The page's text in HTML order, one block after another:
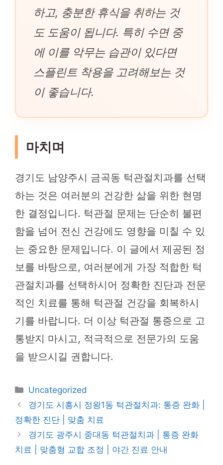
하고, 충분한 휴식을 취하는 것
도 도움이 됩니다. 특히 수면 중
에 이를 악무는 습관이 있다면
스플린트 착용을 고려해보는 것
이 좋습니다.
마치며
경기도 남양주시 금곡동 턱관절치과를 선택
하는 것은 여러분의 건강한 삶을 위한 현명
한 결정입니다. 턱관절 문제는 단순히 불편
함을 넘어 전신 건강에도 영향을 미칠 수 있
는 중요한 문제입니다. 이 글에서 제공된 정
보를 바탕으로, 여러분에게 가장 적합한 턱
관절치과를 선택하시어 정확한 진단과 전문
적인 치료를 통해 턱관절 건강을 회복하시
기를 바랍니다. 더 이상 턱관절 통증으로 고
통받지 마시고, 적극적으로 전문가의 도움
을 받으시길 권합니다.
카
테
리
Uncategorized
경기도 시흥시 정왕1동 턱관절치과: 통증 완화 |
정확한 진단 | 맞춤 치료
경기도 광주시 중대동 턱관절치과 | 통증 완화
치료 | 맞춤형 교합 조정 | 야간 진료 안내